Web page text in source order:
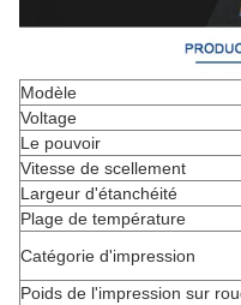
Modèle
Voltage
Le pouvoir
Vitesse de scellement
Largeur d'étanchéité
Plage de température
Catégorie d'impression
Poids de l'impression sur